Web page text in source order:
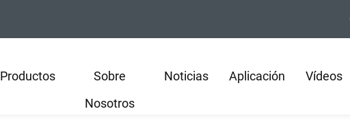
Productos
Sobre
Nosotros
Noticias Aplicación Vídeos